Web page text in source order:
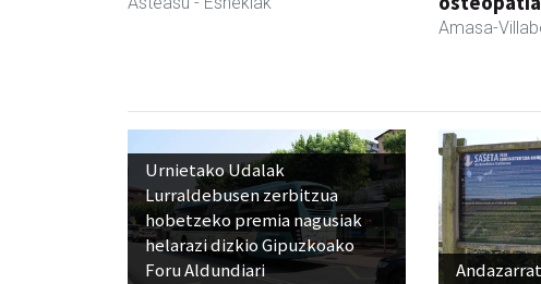
Amasa-
Urnietako Udalak
Lurraldebusen zerbitzua
hobetzeko premia nagusiak
helarazi dizkio Gipuzkoako
Foru Aldundiari